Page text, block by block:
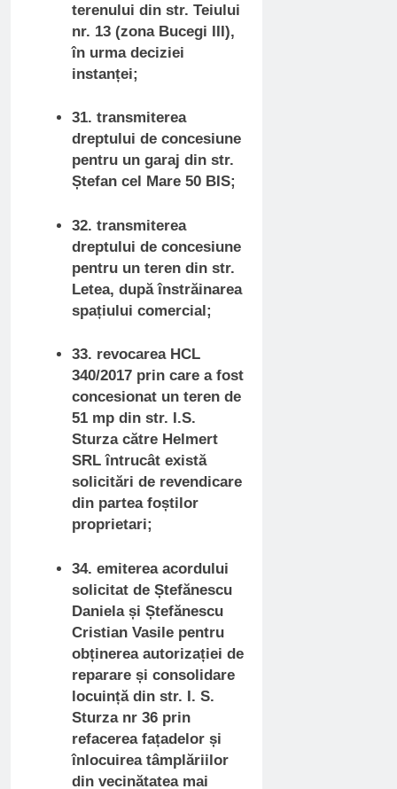
terenului din str. Teiului
nr. 13 (zona Bucegi III),
în urma deciziei
instanței;
31. transmiterea
dreptului de concesiune
pentru un garaj din str.
Ștefan cel Mare 50 BIS;
32. transmiterea
dreptului de concesiune
pentru un teren din str.
Letea, după înstrăinarea
spațiului comercial;
33. revocarea HCL
340/2017 prin care a fost
concesionat un teren de
51 mp din str. I.S.
Sturza către Helmert
SRL întrucât există
solicitări de revendicare
din partea foștilor
proprietari;
34. emiterea acordului
solicitat de Ștefănescu
Daniela și Ștefănescu
Cristian Vasile pentru
obținerea autorizației de
reparare și consolidare
locuință din str. I. S.
Sturza nr 36 prin
refacerea fațadelor și
înlocuirea tâmplăriilor
din vecinătatea mai